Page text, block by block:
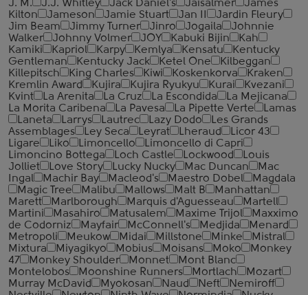
J. M.
J.J. Whitley Jack Daniel's Jaisalmer
James
Kilton
Jameson Jamie Stuart Jan II
Jardin Fleury
Jim Beam
Jimmy Turner Jinro Jogaila
Johnnie
Walker
Johnny Volmer JOY Kabuki Bijin
Kah
Kamiki
Kapriol Karpy Kemlya Kensatu
Kentucky
Gentleman
Kentucky Jack Ketel One
Kilbeggan
Killepitsch
King Charles Kiwi Koskenkorva
Kraken
Kremlin Award
Kujira Kujira Ryukyu Kurai
Kvezani
Kvint
La Arenita La Cruz La Escondida
La Mejicana
La Morita Caribena
La Pavesa La Pipette Verte
Lamas
Laneta
Larrys Lautrec Lazy Dodo
Les Grands
Assemblages
Ley Seca Leyrat Lheraud
Licor 43
Ligare
Liko Limoncello
Limoncello di Capri
Limoncino Bottega
Loch Castle Lockwood
Louis
Jolliet
Love Story Lucky Nucky Mac Duncan
Mac
Ingal
Machir Bay Macleod's Maestro Dobel
Magdala
Magic Tree
Malibu Mallows Malt B
Manhattan
Marett
Marlborough Marquis d'Aguesseau
Martell
Martini
Masahiro Matusalem Maxime Trijol
Maxximo
de Codorniz
Mayfair McConnell's Medjida
Menard
Metropoli
Meukow Midai Millstone Minke
Mistral
Mixtura
Miyagikyo Mobius Moisans Moko
Monkey
47
Monkey Shoulder Monnet
Mont Blanc
Montelobos
Moonshine Runners Mortlach
Mozart
Murray McDavid
Myokosan Naud Neft
Nemiroff